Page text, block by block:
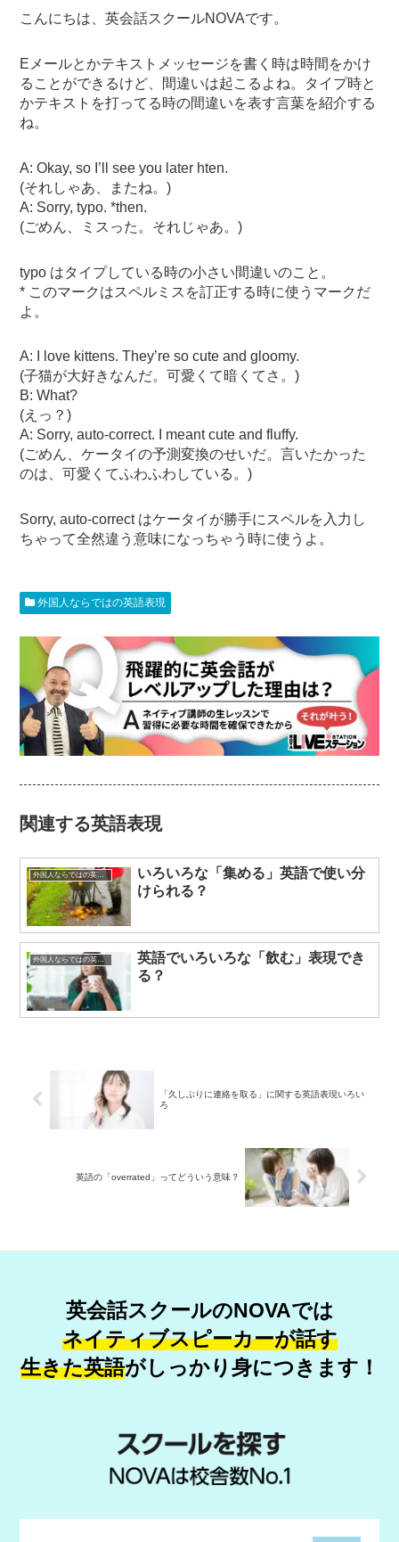
こんにちは、英会話スクールNOVAです。
Eメールとかテキストメッセージを書く時は時間をかけ
ることができるけど、間違いは起こるよね。タイプ時と
かテキストを打ってる時の間違いを表す言葉を紹介する
ね。
A: Okay, so I’ll see you later hten.
(それしゃあ、またね。)
A: Sorry, typo. *then.
(ごめん、ミスった。それじゃあ。)
typo はタイプしている時の小さい間違いのこと。
* このマークはスペルミスを訂正する時に使うマークだ
よ。
A: I love kittens. They’re so cute and gloomy.
(子猫が大好きなんだ。可愛くて暗くてさ。)
B: What?
(えっ？)
A: Sorry, auto-correct. I meant cute and fluffy.
(ごめん、ケータイの予測変換のせいだ。言いたかった
のは、可愛くてふわふわしている。)
Sorry, auto-correct はケータイが勝手にスペルを入力し
ちゃって全然違う意味になっちゃう時に使うよ。
外国人ならではの英語表現
関連する英語表現
外国人ならではの英語表現
いろいろな「集める」英語で使い分
けられる？
外国人ならではの英語表現
英語でいろいろな「飲む」表現でき
る？
「久しぶりに連絡を取る」に関する英語表現いろい
ろ
英語の「overrated」ってどういう意味？
英会話スクールのNOVAでは
ネイティブスピーカーが話す
生きた英語がしっかり身につきます！